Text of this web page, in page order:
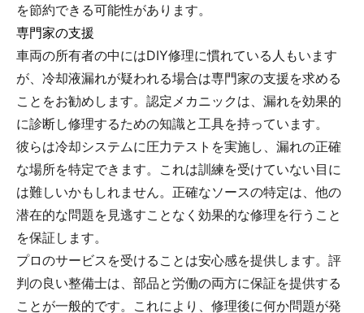
を節約できる可能性があります。
専門家の支援
車両の所有者の中にはDIY修理に慣れている人もいます
が、冷却液漏れが疑われる場合は専門家の支援を求める
ことをお勧めします。認定メカニックは、漏れを効果的
に診断し修理するための知識と工具を持っています。
彼らは冷却システムに圧力テストを実施し、漏れの正確
な場所を特定できます。これは訓練を受けていない目に
は難しいかもしれません。正確なソースの特定は、他の
潜在的な問題を見逃すことなく効果的な修理を行うこと
を保証します。
プロのサービスを受けることは安心感を提供します。評
判の良い整備士は、部品と労働の両方に保証を提供する
ことが一般的です。これにより、修理後に何か問題が発